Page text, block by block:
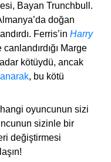
Bayan Trunchbull.
doğan
Ferris’in Harry
Marge
kötüydü, ancak
, bu kötü
hangi oyuncunun sizi
sizinle bir
değiştirmesi